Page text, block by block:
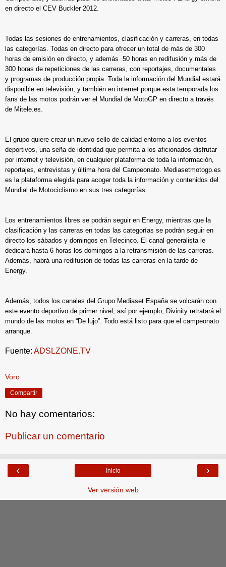
en directo el CEV Buckler 2012.
Todas las sesiones de entrenamientos, clasificación y carreras, en todas
las categorías. Todas en directo para ofrecer un total de más de 300
horas de emisión en directo, y además 50 horas en redifusión y más de
300 horas de repeticiones de las carreras, con reportajes, documentales
y programas de producción propia. Toda la información del Mundial estará
disponible en televisión, y también en internet porque esta temporada los
fans de las motos podrán ver el Mundial de MotoGP en directo a través
de Mitele.es.
El grupo quiere crear un nuevo sello de calidad entorno a los eventos
deportivos, una seña de identidad que permita a los aficionados disfrutar
por internet y televisión, en cualquier plataforma de toda la información,
reportajes, entrevistas y última hora del Campeonato. Mediasetmotogp.es
es la plataforma elegida para acoger toda la información y contenidos del
Mundial de Motociclismo en sus tres categorías.
Los entrenamientos libres se podrán seguir en Energy, mientras que la
clasificación y las carreras en todas las categorías se podrán seguir en
directo los sábados y domingos en Telecinco. El canal generalista le
dedicará hasta 6 horas los domingos a la retransmisión de las carreras.
Además, habrá una redifusión de todas las carreras en la tarde de
Energy.
Además, todos los canales del Grupo Mediaset España se volcarán con
este evento deportivo de primer nivel, así por ejemplo, Divinity retratará el
mundo de las motos en “De lujo”. Todo está listo para que el campeonato
arranque.
Fuente: ADSLZONE.TV
Voro
Compartir
No hay comentarios:
Publicar un comentario
‹ ›
Inicio
Ver versión web